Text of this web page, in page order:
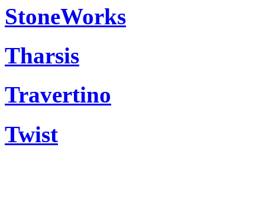
StoneWorks
Tharsis
Travertino
Twist